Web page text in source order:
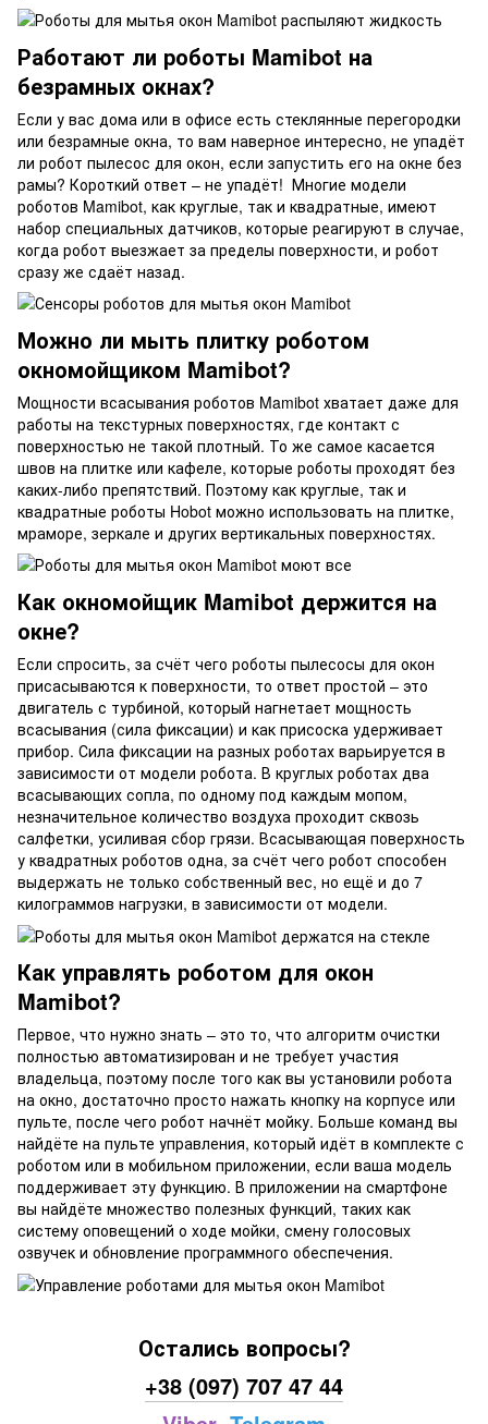
Работают ли роботы Mamibot на
безрамных окнах?
Если у вас дома или в офисе есть стеклянные перегородки
или безрамные окна, то вам наверное интересно, не упадёт
ли робот пылесос для окон, если запустить его на окне без
рамы? Короткий ответ – не упадёт! Многие модели
роботов Mamibot, как круглые, так и квадратные, имеют
набор специальных датчиков, которые реагируют в случае,
когда робот выезжает за пределы поверхности, и робот
сразу же сдаёт назад.
Можно ли мыть плитку роботом
окномойщиком Mamibot?
Мощности всасывания роботов Mamibot хватает даже для
работы на текстурных поверхностях, где контакт с
поверхностью не такой плотный. То же самое касается
швов на плитке или кафеле, которые роботы проходят без
каких-либо препятствий. Поэтому как круглые, так и
квадратные роботы Hobot можно использовать на плитке,
мраморе, зеркале и других вертикальных поверхностях.
Как окномойщик Mamibot держится на
окне?
Если спросить, за счёт чего роботы пылесосы для окон
присасываются к поверхности, то ответ простой – это
двигатель с турбиной, который нагнетает мощность
всасывания (сила фиксации) и как присоска удерживает
прибор. Сила фиксации на разных роботах варьируется в
зависимости от модели робота. В круглых роботах два
всасывающих сопла, по одному под каждым мопом,
незначительное количество воздуха проходит сквозь
салфетки, усиливая сбор грязи. Всасывающая поверхность
у квадратных роботов одна, за счёт чего робот способен
выдержать не только собственный вес, но ещё и до 7
килограммов нагрузки, в зависимости от модели.
Как управлять роботом для окон
Mamibot?
Первое, что нужно знать – это то, что алгоритм очистки
полностью автоматизирован и не требует участия
владельца, поэтому после того как вы установили робота
на окно, достаточно просто нажать кнопку на корпусе или
пульте, после чего робот начнёт мойку. Больше команд вы
найдёте на пульте управления, который идёт в комплекте с
роботом или в мобильном приложении, если ваша модель
поддерживает эту функцию. В приложении на смартфоне
вы найдёте множество полезных функций, таких как
систему оповещений о ходе мойки, смену голосовых
озвучек и обновление программного обеспечения.
Остались вопросы?
+38 (097) 707 47 44